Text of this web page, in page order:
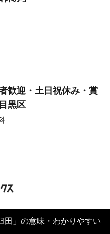
歓迎・土日祝休み・賞
黒区
田」の意味・わかりやすい